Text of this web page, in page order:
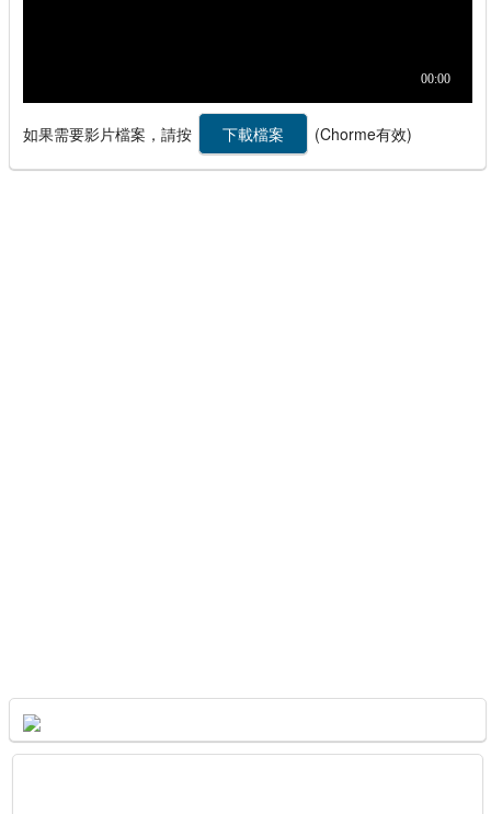
如果需要影片檔案，請按 (Chorme有效)